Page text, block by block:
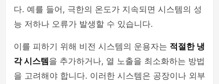
다. 예를 들어, 극한의 온도가 지속되면 시스템의 성
능 저하나 오류가 발생할 수 있습니다.
이를 피하기 위해 비전 시스템의 운용자는 적절한 냉
각 시스템 을 추가하거나, 열 노출을 최소화하는 방법
을 고려해야 합니다. 이러한 시스템은 공장이나 외부